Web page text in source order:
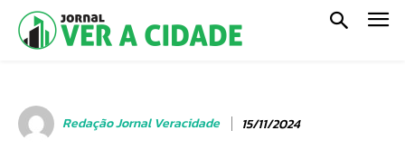
Redação Jornal Veracidade 15/11/2024